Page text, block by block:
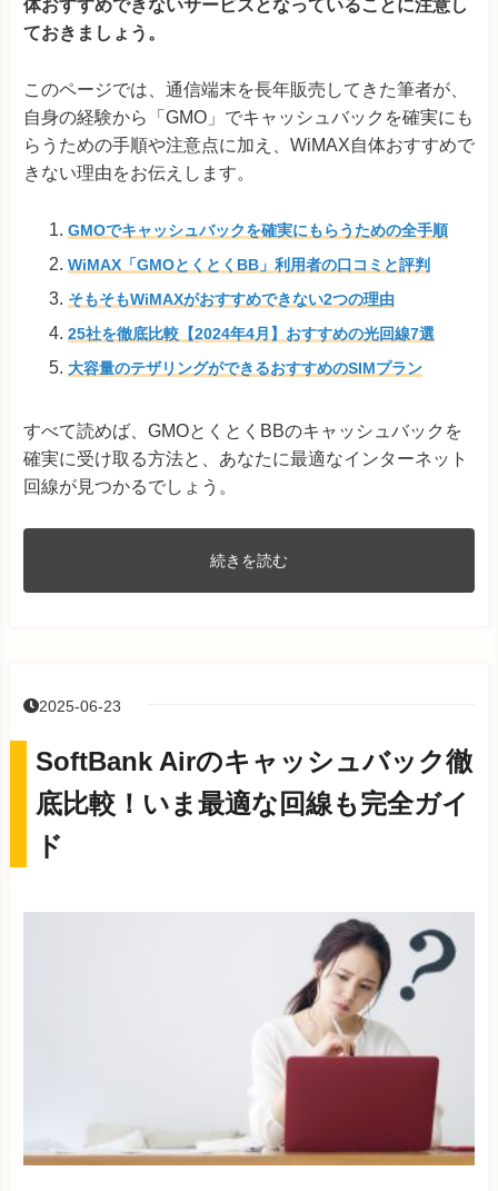
体おすすめできないサービスとなっていることに注意し
ておきましょう。
このページでは、通信端末を長年販売してきた筆者が、
自身の経験から「GMO」でキャッシュバックを確実にも
らうための手順や注意点に加え、WiMAX自体おすすめで
きない理由をお伝えします。
GMOでキャッシュバックを確実にもらうための全手順
WiMAX「GMOとくとくBB」利用者の口コミと評判
そもそもWiMAXがおすすめできない2つの理由
25社を徹底比較【2024年4月】おすすめの光回線7選
大容量のテザリングができるおすすめのSIMプラン
すべて読めば、GMOとくとくBBのキャッシュバックを
確実に受け取る方法と、あなたに最適なインターネット
回線が見つかるでしょう。
続きを読む
2025-06-23
SoftBank Airのキャッシュバック徹
底比較！いま最適な回線も完全ガイ
ド